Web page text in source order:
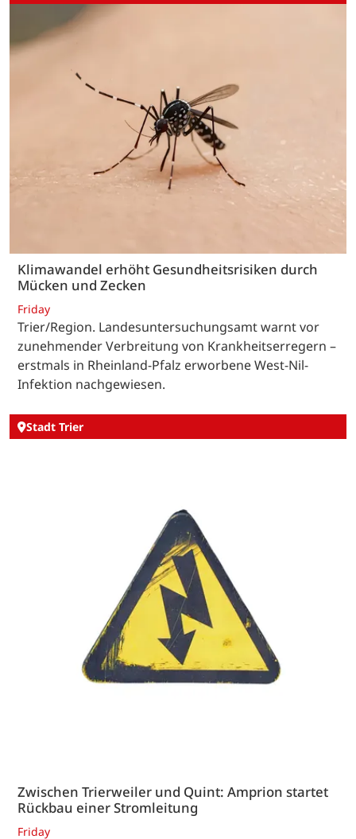
Klimawandel erhöht Gesundheitsrisiken durch
Mücken und Zecken
Friday
Trier/Region. Landesuntersuchungsamt warnt vor
zunehmender Verbreitung von Krankheitserregern –
erstmals in Rheinland-Pfalz erworbene West-Nil-
Infektion nachgewiesen.
Stadt Trier
Zwischen Trierweiler und Quint: Amprion startet
Rückbau einer Stromleitung
Friday